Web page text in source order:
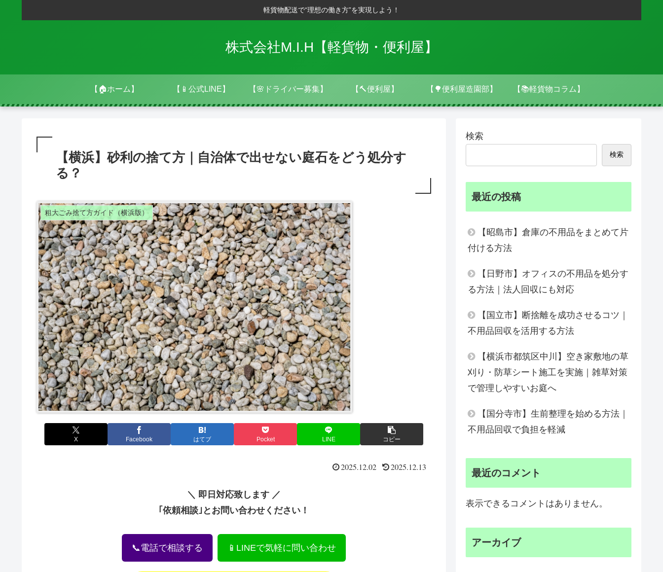
軽貨物配送で“理想の働き方”を実現しよう！
株式会社M.I.H【軽貨物・便利屋】
【🏠ホーム】 【📱公式LINE】 【🌸ドライバー募集】 【🔨便利屋】 【🌳便利屋造園部】 【📚軽貨物コラム】
【横浜】砂利の捨て方｜自治体で出せない庭石をどう処分す
る？
粗大ごみ捨て方ガイド（横浜版）
X Facebook はてブ Pocket LINE コピー
2025.12.02 2025.12.13
＼ 即日対応致します ／
｢依頼相談｣とお問い合わせください！
📞電話で相談する 📱LINEで気軽に問い合わせ
検索
検索
最近の投稿
【昭島市】倉庫の不用品をまとめて片
付ける方法
【日野市】オフィスの不用品を処分す
る方法｜法人回収にも対応
【国立市】断捨離を成功させるコツ｜
不用品回収を活用する方法
【横浜市都筑区中川】空き家敷地の草
刈り・防草シート施工を実施｜雑草対策
で管理しやすいお庭へ
【国分寺市】生前整理を始める方法｜
不用品回収で負担を軽減
最近のコメント
表示できるコメントはありません。
アーカイブ